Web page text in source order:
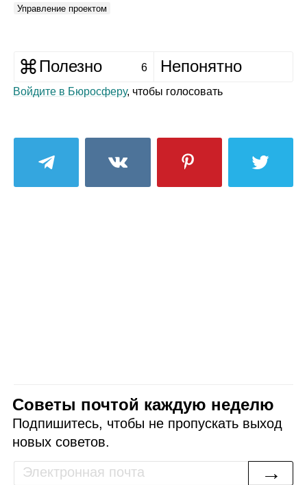
Управление проектом
Полезно 6 Непонятно
Войдите в Бюросферу, чтобы голосовать
Советы почтой каждую неделю
Подпишитесь, чтобы не пропускать выход
новых советов.
→